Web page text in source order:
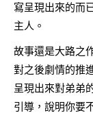
寫呈現出來的而
主人。
故事還是大路之
對之後劇情的推
呈現出來對弟弟
引導，說明你要